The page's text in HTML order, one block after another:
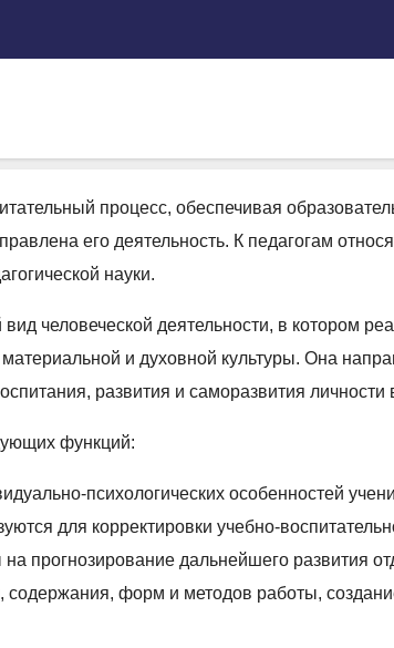
процесс, обеспечивая
его деятельность. К педагогам
науки.
человеческой деятельности, в котором
и духовной культуры. Она
развития и саморазвития личности
функций:
психологических особенностей
для корректировки учебно-
прогнозирование дальнейшего развития
содержания, форм и методов работы,